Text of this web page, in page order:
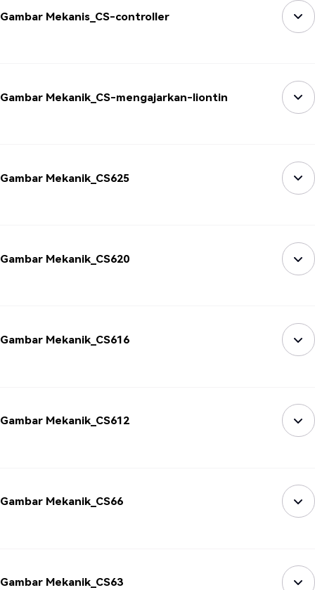
Gambar Mekanis_CS-controller
Gambar Mekanik_CS-mengajarkan-liontin
Gambar Mekanik_CS625
Gambar Mekanik_CS620
Gambar Mekanik_CS616
Gambar Mekanik_CS612
Gambar Mekanik_CS66
Gambar Mekanik_CS63